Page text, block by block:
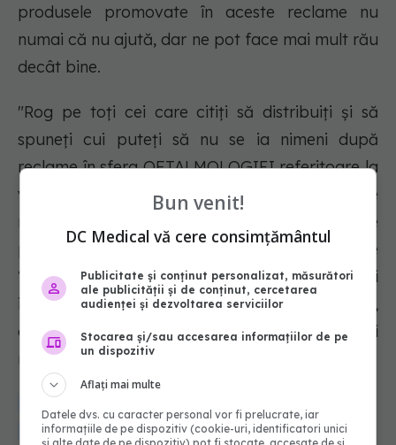
produsele promovate în aceste reclame nu
numai că nu ajută, dar ne pot face mai mult rău
decât bine.
"Rog pe toţi cei care citiţi să distribuiţi şi să
spuneţi cui puteţi să nu se ia nimeni după
reclame în sfera OFTALMOLOGIEI referitoare la
vreo îmbunătăţire a vederii cu fel de fel de
manevre, exerciţii, picături miraculoase (care
pot face mult rău; de ex, picăturile care
“albesc” ochii roşii dau creşteri ale tensiunii
intraoculare sau chiar arteriale şi ochi uscat,
deci atenţie mare), creme sau ochelari
miraculoşi!", mai spune dr. Monica Pop.
simptome conjunctivita picaturi ochi
Bun venit!
DC Medical vă cere consimțământul
Publicitate și conținut personalizat, măsurători
ale publicității și de conținut, cercetarea
audienței și dezvoltarea serviciilor
Stocarea și/sau accesarea informațiilor de pe
un dispozitiv
Aflați mai multe
Datele dvs. cu caracter personal vor fi prelucrate, iar
informațiile de pe dispozitiv (cookie-uri, identificatori unici